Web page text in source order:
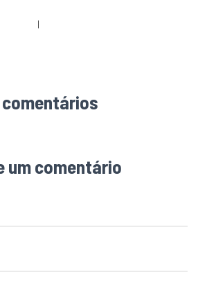
|
um comentário